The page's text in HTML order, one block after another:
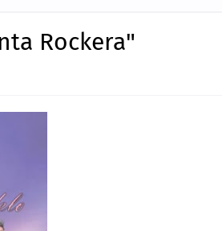
Rockera"